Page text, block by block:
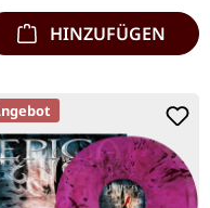
HINZUFÜGEN